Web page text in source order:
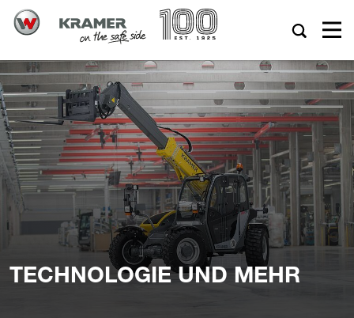
TECHNOLOGIE UND MEHR